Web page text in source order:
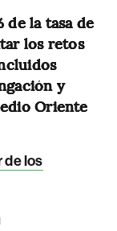
de la tasa de
los retos
y
Oriente
de los